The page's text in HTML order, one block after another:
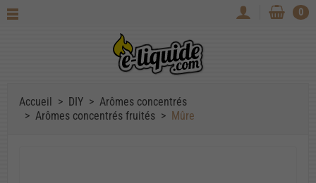
0
Accueil DIY
Arômes concentrés
Arômes concentrés fruités
Mûre